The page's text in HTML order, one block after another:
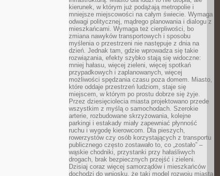
kierunek, w którym już podążają metropolie i
mniejsze miejscowości na całym świecie. Wymaga
odwagi politycznej, mądrego planowania i dialogu z
mieszkańcami. Wymaga też cierpliwości, bo
zmiana nawyków transportowych i sposobu
myślenia o przestrzeni nie następuje z dnia na
dzień. Jednak tam, gdzie wprowadza się takie
rozwiązania, efekty szybko stają się widoczne:
mniej hałasu, więcej zieleni, więcej spotkań
przypadkowych i zaplanowanych, więcej
możliwości spędzania czasu poza domem. Miasto,
które oddaje przestrzeń ludziom, staje się
miejscem, w którym po prostu dobrze się żyje.
Przez dziesięciolecia miasta projektowano przede
wszystkim z myślą o samochodach. Szerokie
arterie, rozbudowane skrzyżowania, kolejne
parkingi i estakady miały zapewniać płynność
ruchu i wygodę kierowcom. Dla pieszych,
rowerzystów czy osób korzystających z transportu
publicznego często zostawało to, co „zostało” –
wąskie chodniki, przystanki przy hałaśliwych
drogach, brak bezpiecznych przejść i zieleni.
Dzisiaj coraz więcej samorządów i mieszkańców
dochodzi do wniosku, że taki model rozwoju miasta